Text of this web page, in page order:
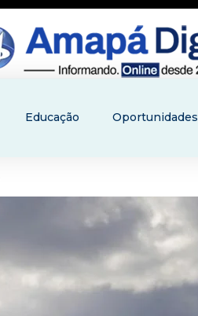
Educação Oportunidades